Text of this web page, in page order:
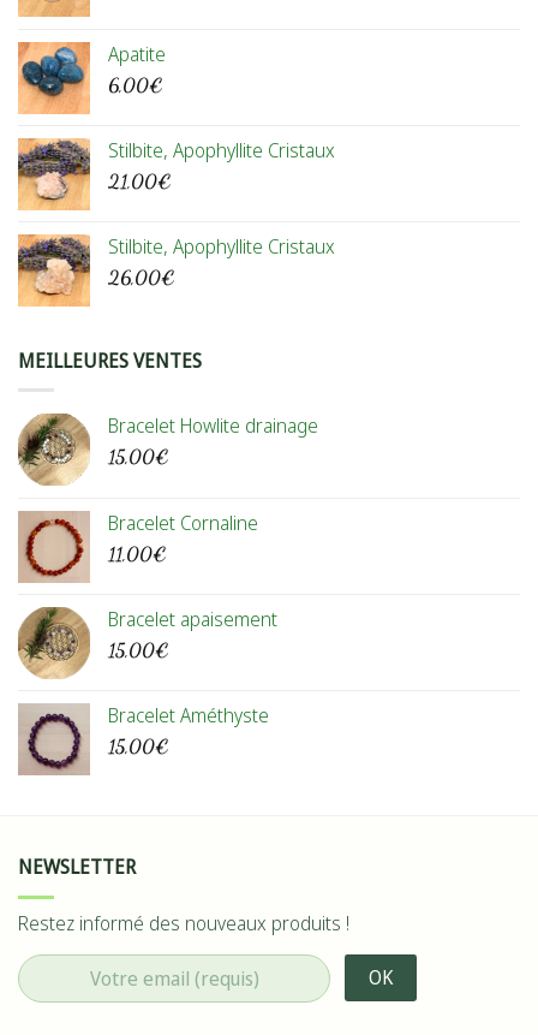
Apatite
6,00€
Stilbite, Apophyllite Cristaux
21,00€
Stilbite, Apophyllite Cristaux
26,00€
MEILLEURES VENTES
Bracelet Howlite drainage
15,00€
Bracelet Cornaline
11,00€
Bracelet apaisement
15,00€
Bracelet Améthyste
15,00€
NEWSLETTER
Restez informé des nouveaux produits !